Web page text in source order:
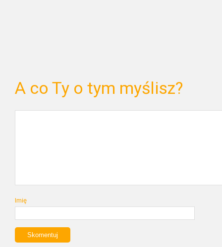
A co Ty o tym myślisz?
Imię